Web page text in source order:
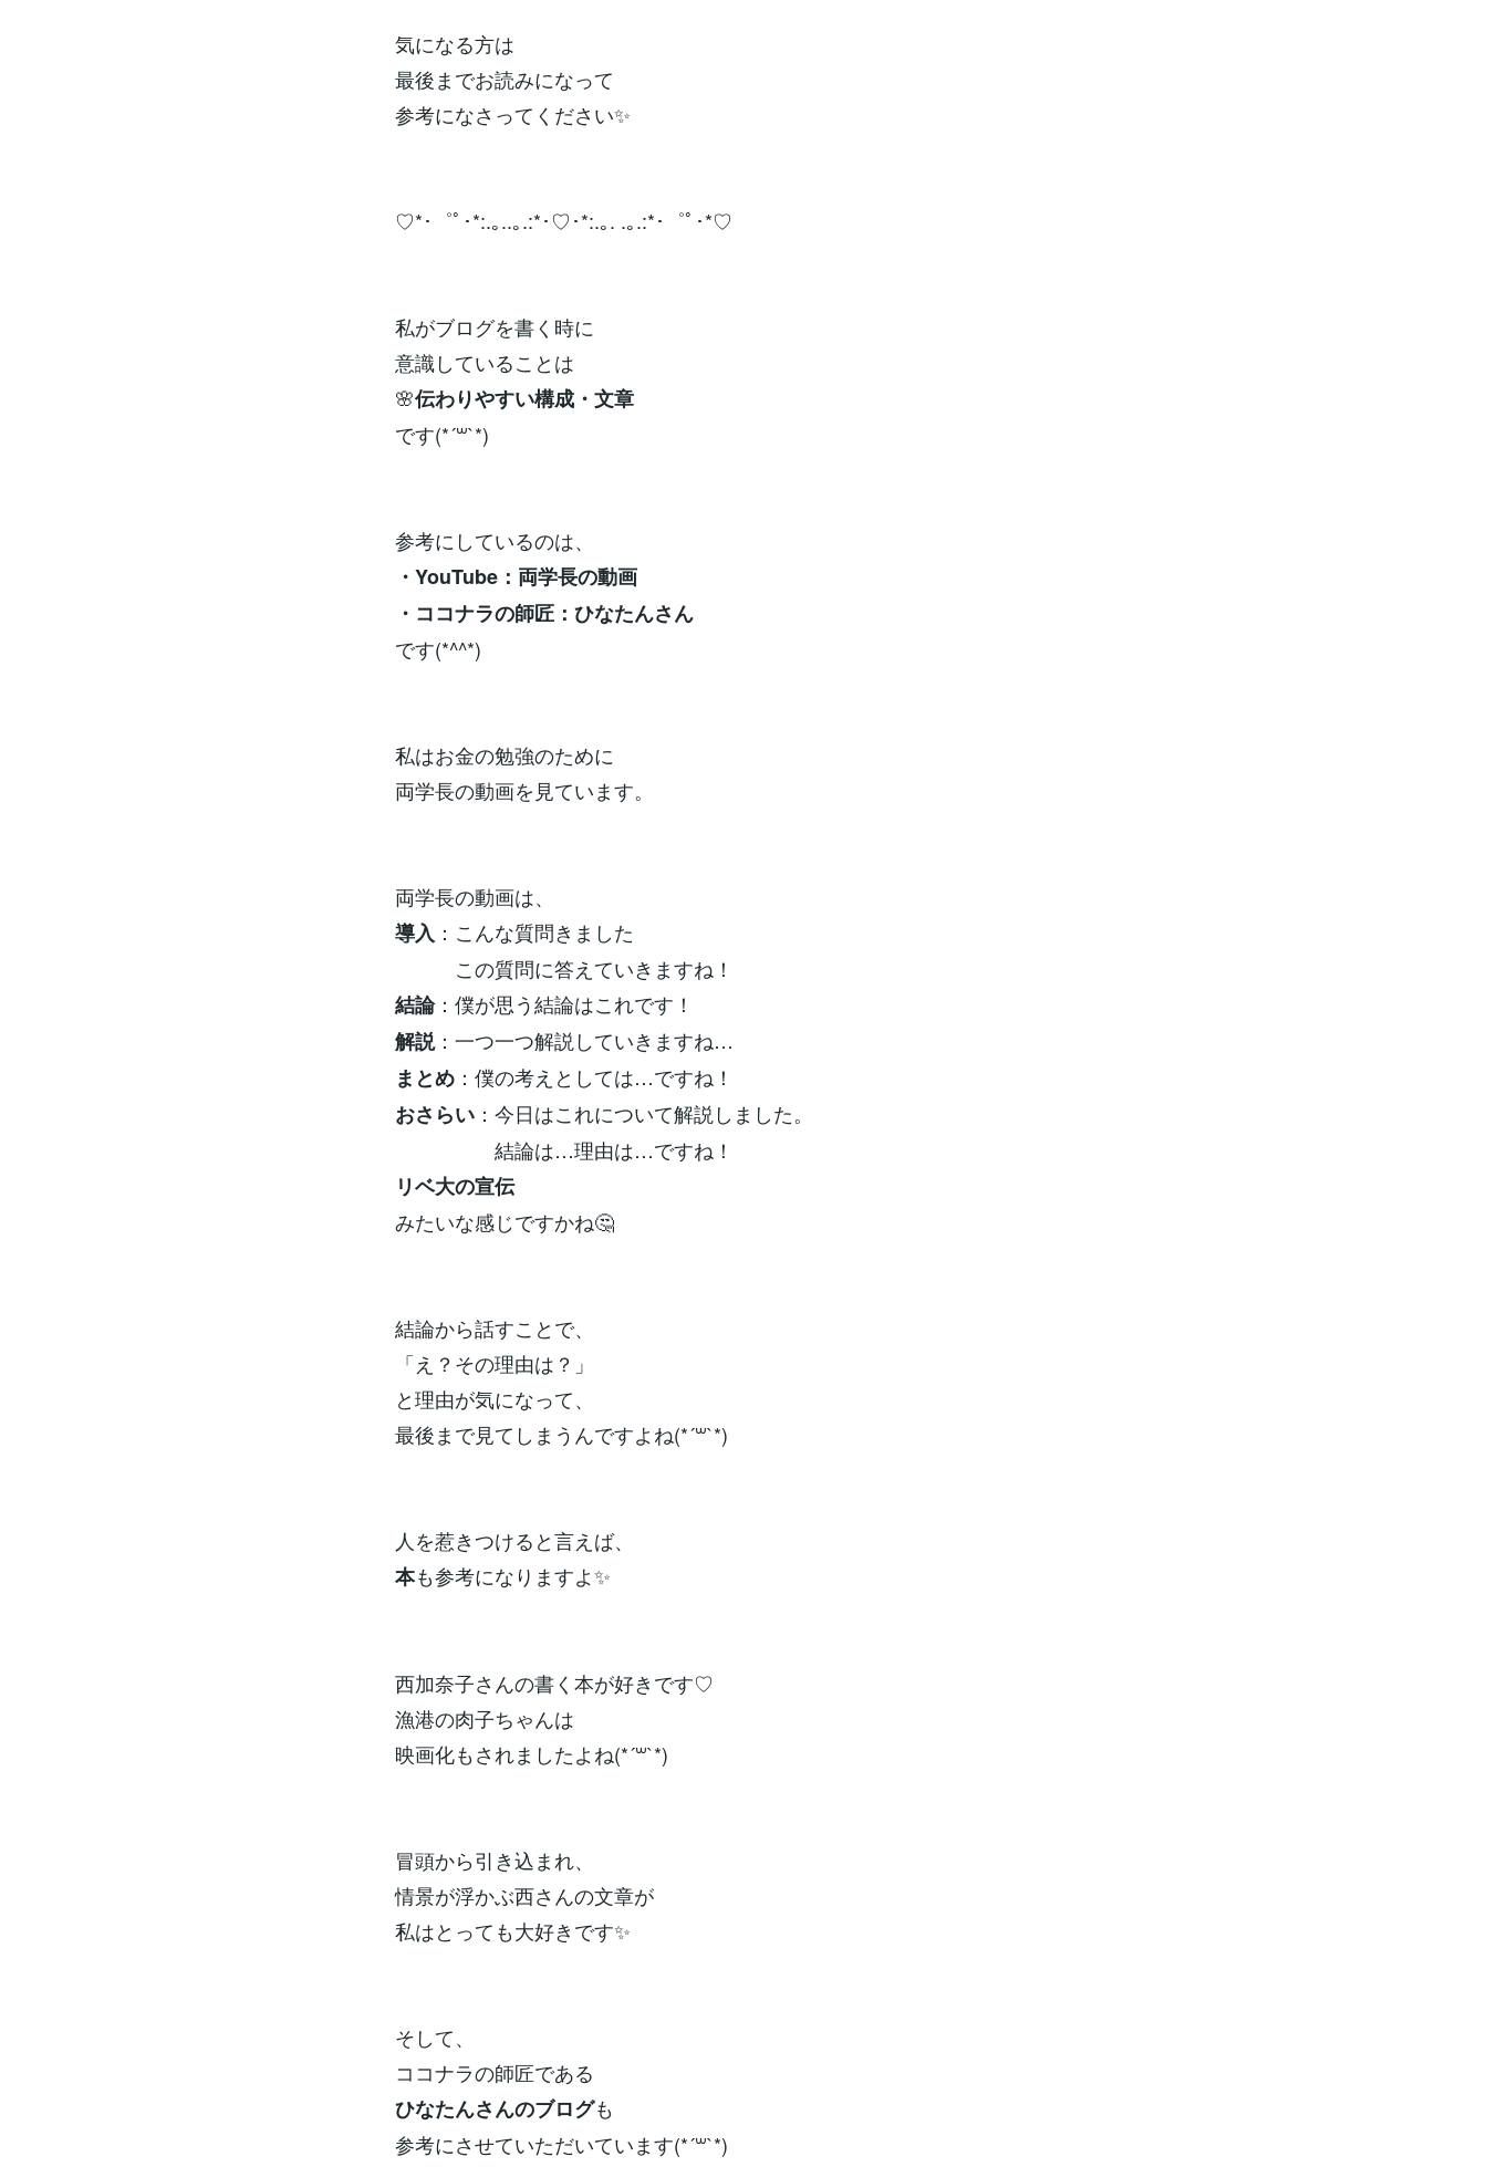
気になる方は
最後までお読みになって
参考になさってください✨
♡*･゜ﾟ･*:.｡..｡.:*･♡･*:.｡. .｡.:*･゜ﾟ･*♡
私がブログを書く時に
意識していることは
🌸伝わりやすい構成・文章
です(*´꒳`*)
参考にしているのは、
・YouTube：両学長の動画
・ココナラの師匠：ひなたんさん
です(*^^*)
私はお金の勉強のために
両学長の動画を見ています。
両学長の動画は、
導入 ：こんな質問きました
この質問に答えていきますね！
結論：僕が思う結論はこれです！
解説：一つ一つ解説していきますね…
まとめ ：僕の考えとしては…ですね！
おさらい ：今日はこれについて解説しました。
結論は…理由は…ですね！
リベ大の宣伝
みたいな感じですかね🤔
結論から話すことで、
「え？その理由は？」
と理由が気になって、
最後まで見てしまうんですよね(*´꒳`*)
人を惹きつけると言えば、
本も参考になりますよ✨
西加奈子さんの書く本が好きです♡
漁港の肉子ちゃんは
映画化もされましたよね(*´꒳`*)
冒頭から引き込まれ、
情景が浮かぶ西さんの文章が
私はとっても大好きです✨
そして、
ココナラの師匠である
ひなたんさんのブログも
参考にさせていただいています(*´꒳`*)